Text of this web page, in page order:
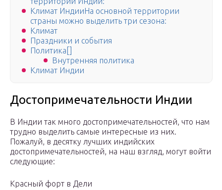
Климат ИндииНа основной территории
страны можно выделить три сезона:
Климат
Праздники и события
Политика[]
Внутренняя политика
Климат Индии
Достопримечательности Индии
В Индии так много достопримечательностей, что нам
трудно выделить самые интересные из них.
Пожалуй, в десятку лучших индийских
достопримечательностей, на наш взгляд, могут войти
следующие:
Красный форт в Дели